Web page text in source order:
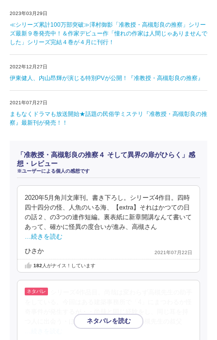
2023年03月29日
≪シリーズ累計100万部突破≫澤村御影「准教授・高槻彰良の推察」シリー
ズ最新９巻発売中！＆作家デビュー作「憧れの作家は人間じゃありませんで
した」シリーズ完結４巻が４月に刊行！
2022年12月27日
伊東健人、内山昂輝が演じる特別PVが公開！『准教授・高槻彰良の推察』
2021年07月27日
まもなくドラマも放送開始★話題の民俗学ミステリ『准教授・高槻彰良の推
察』最新刊が発売！！
「准教授・高槻彰良の推察４ そして異界の扉がひらく」感
想・レビュー
※ユーザーによる個人の感想です
2020年5月角川文庫刊。書き下ろし。シリーズ4作目。四時
四十四分の怪、人魚のいる海、【extra】それはかつての日
の話２、の3つの連作短編。裏表紙に新章開講なんて書いて
あって、確かに怪異の度合いが進み、高槻さん
…続きを読む
ひさか 2021年07月22日
182 人がナイス！しています
つ人に出会う・ほか、大学に英国在住の高槻先生の叔父